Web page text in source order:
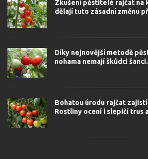
Zkušení pěstitelé rajčat na
dělají tuto zásadní změnu
Díky nejnovější metodě
nohama nemají škůdci
Bohatou úrodu rajčat
Rostliny ocení i slepičí trus